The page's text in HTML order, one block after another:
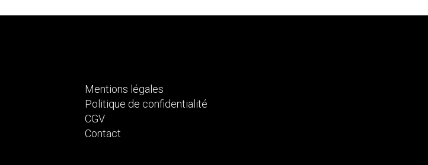
Mentions légales
Politique de confidentialité
CGV
Contact